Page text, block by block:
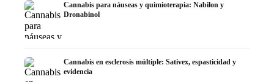
Cannabis para náuseas y quimioterapia: Nabilon y
Dronabinol
Cannabis en esclerosis múltiple: Sativex, espasticidad y
evidencia